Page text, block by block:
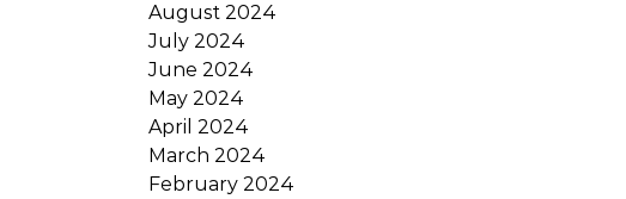
August 2024
July 2024
June 2024
May 2024
April 2024
March 2024
February 2024